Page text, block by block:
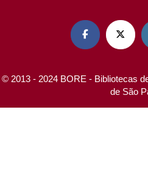
 
© 2013 - 2024 BORE - Bibliotecas
de São